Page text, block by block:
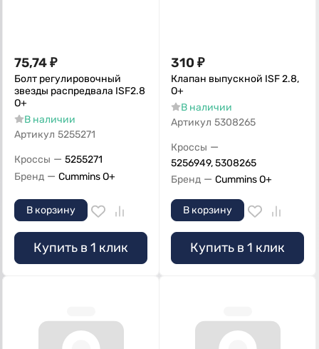
75,74₽
Болт регулировочный
звезды распредвала ISF2.8
О+
В наличии
Артикул 5255271
Кроссы — 5255271
Бренд — Cummins O+
В корзину
Купить в 1 клик
310 ₽
Клапан выпускной ISF 2.8,
О+
В наличии
Артикул 5308265
Кроссы —
5256949, 5308265
Бренд — Cummins O+
В корзину
Купить в 1 клик